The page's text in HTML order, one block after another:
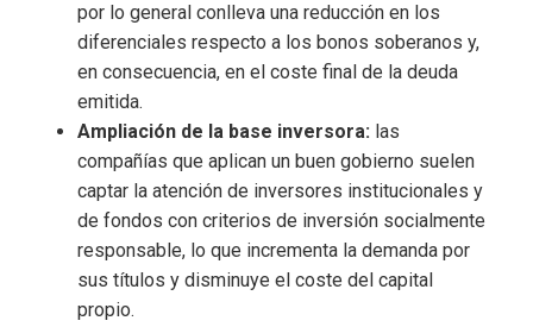
por lo general conlleva una reducción en los
diferenciales respecto a los bonos soberanos y,
en consecuencia, en el coste final de la deuda
emitida.
Ampliación de la base inversora: las
compañías que aplican un buen gobierno suelen
captar la atención de inversores institucionales y
de fondos con criterios de inversión socialmente
responsable, lo que incrementa la demanda por
sus títulos y disminuye el coste del capital
propio.